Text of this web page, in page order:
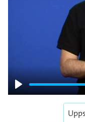
Play